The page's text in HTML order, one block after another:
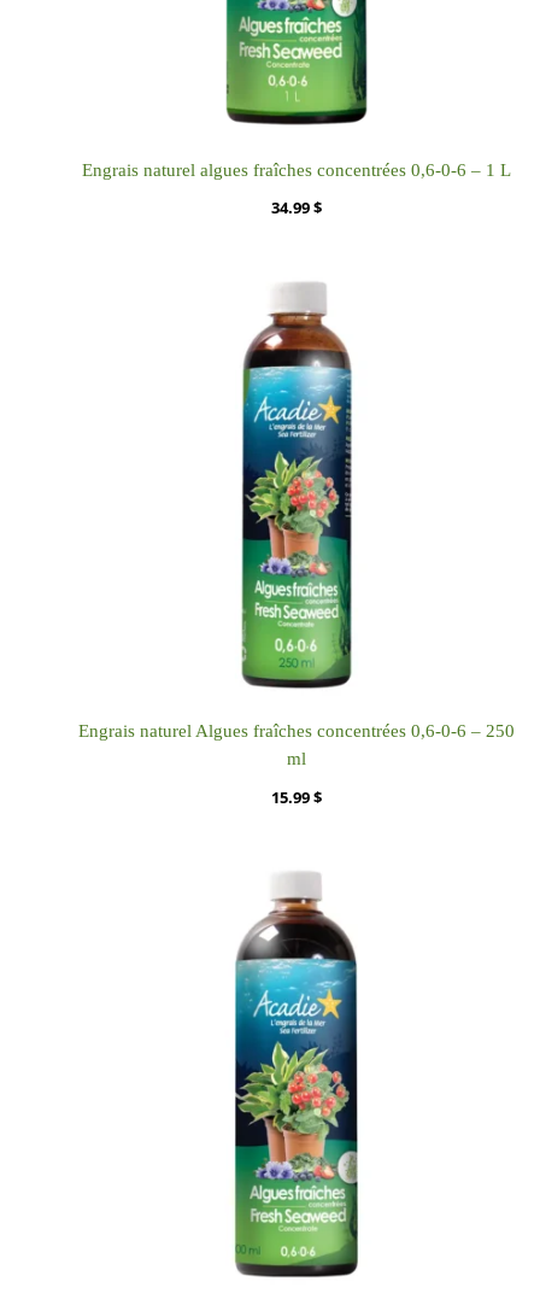
Engrais naturel algues fraîches concentrées 0,6-0-6 – 1 L
34.99$
Engrais naturel Algues fraîches concentrées 0,6-0-6 – 250
ml
15.99$